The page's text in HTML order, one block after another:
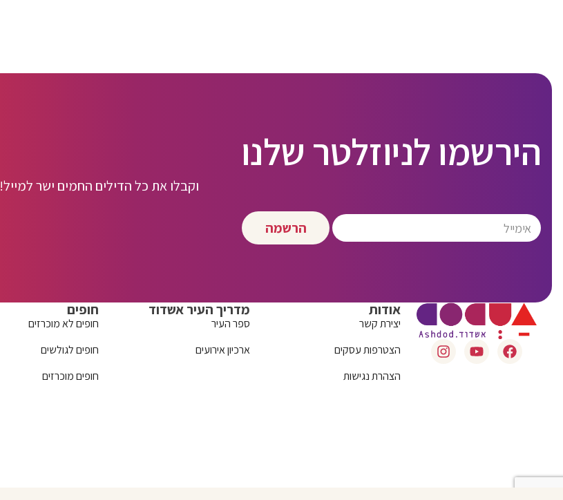
הירשמו לניוזלטר שלנו
וקבלו את כל הדילים החמים ישר למייל!
הרשמה
אודות
יצירת קשר
הצטרפות עסקים
הצהרת נגישות
מדריך העיר אשדוד
ספר העיר
ארכיון אירועים
חופים
חופים לא מוכרזים
חופים לגולשים
חופים מוכרזים